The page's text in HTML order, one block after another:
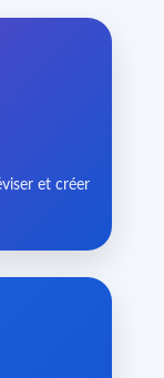
et créer